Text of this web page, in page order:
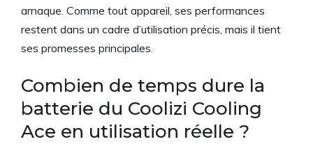
arnaque. Comme tout appareil, ses performances
restent dans un cadre d’utilisation précis, mais il tient
ses promesses principales.
Combien de temps dure la
batterie du Coolizi Cooling
Ace en utilisation réelle ?